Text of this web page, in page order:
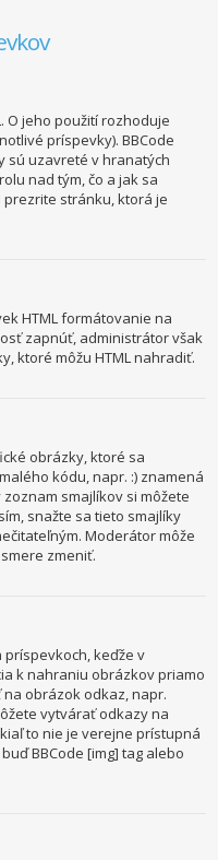
O jeho použití rozhoduje
príspevky). BBCode
sú uzavreté v hranatých
nad tým, čo a jak sa
prezrite stránku, ktorá je
HTML formátovanie na
zapnúť, administrátor však
ktoré môžu HTML nahradiť.
obrázky, ktoré sa
kódu, napr. :) znamená
smajlíkov si môžete
snažte sa tieto smajlíky
Moderátor môže
zmeniť.
keďže v
k nahraniu obrázkov priamo
obrázok odkaz, napr.
vytvárať odkazy na
to nie je verejne prístupná
BBCode [img] tag alebo